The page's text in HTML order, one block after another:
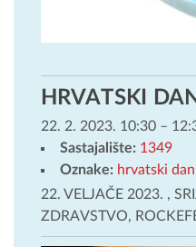
HRVATSKI
22. 2. 2023. 10:30 –
Sastajalište: 1349
Oznake: hrvatski
22. VELJAČE 2023. ,
ZDRAVSTVO,